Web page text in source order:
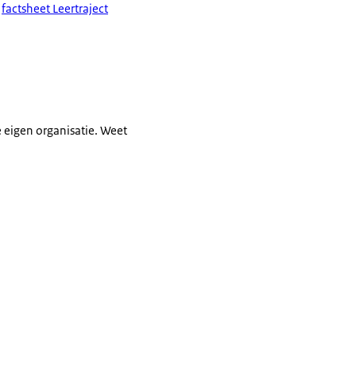
factsheet Leertraject
organisatie. Weet